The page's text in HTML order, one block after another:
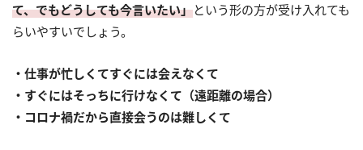
て、でもどうしても今言いたい」という形の方が受け入れても
らいやすいでしょう。
・仕事が忙しくてすぐには会えなくて
・すぐにはそっちに行けなくて（遠距離の場合）
・コロナ禍だから直接会うのは難しくて